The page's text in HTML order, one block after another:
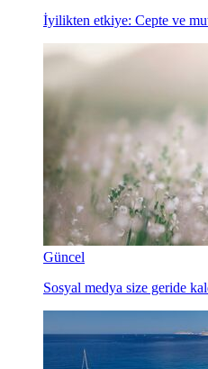
İyilikten etkiye: Cepte ve
Güncel
Sosyal medya size geride